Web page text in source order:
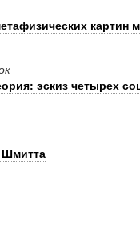
картин
эскиз четырех
Шмитта